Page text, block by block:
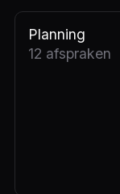
Planning
12 afspraken